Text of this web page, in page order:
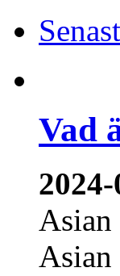
Vad
Asian
Asian